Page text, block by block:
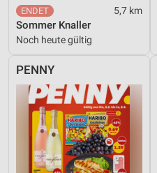
5,7 km
Sommer Knaller
Noch heute gültig
PENNY